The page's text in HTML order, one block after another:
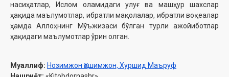
насиҳатлар, Ислом оламидаги улуғ ва машҳур шахслар
ҳақида маълумотлар, ибратли мақолалар, ибратли воқеалар
ҳамда Аллоҳнинг Мўъжизаси бўлган турли ажойиботлар
ҳақидаги маълумотлар ўрин олган.
Муаллиф: Нозимжон Ҳошимжон, Хуршид Маъруф